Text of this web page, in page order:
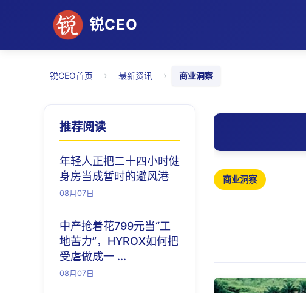
锐CEO
锐CEO首页 › 最新资讯 › 商业洞察
推荐阅读
年轻人正把二十四小时健
身房当成暂时的避风港
08月07日
中产抢着花799元当“工
地苦力”，HYROX如何把
受虐做成一 ...
08月07日
商业洞察